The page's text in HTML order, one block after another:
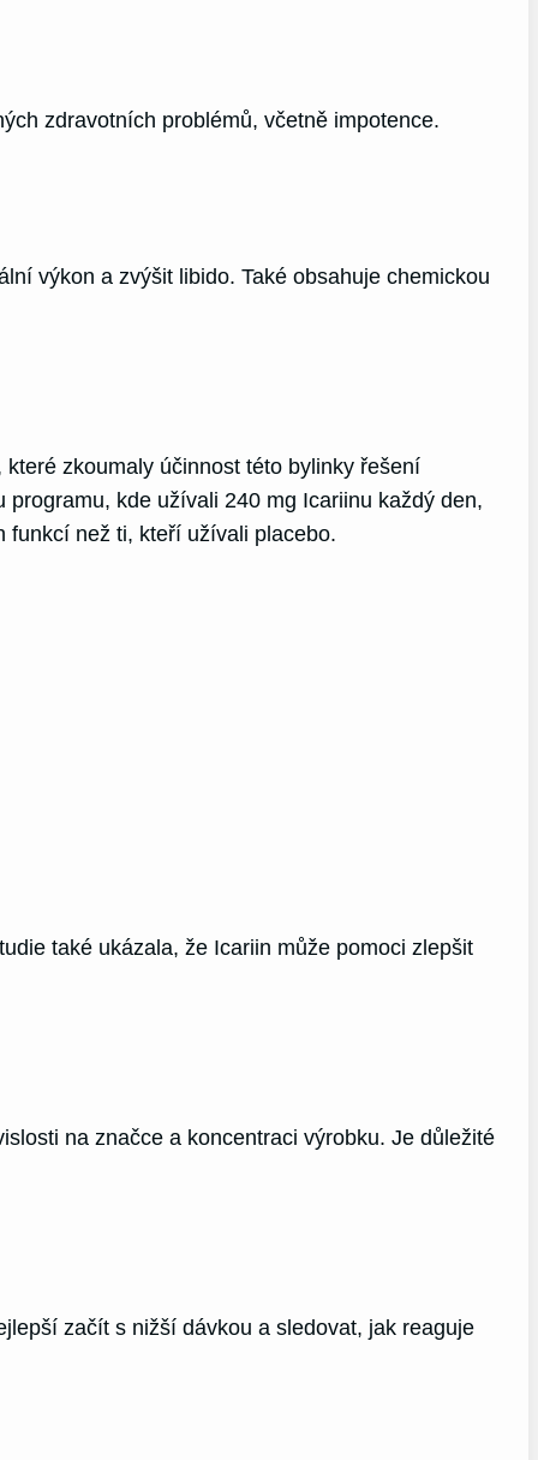
zdravotních problémů, včetně impotence.
výkon a zvýšit libido. Také obsahuje chemickou
zkoumaly účinnost této bylinky řešení
kde užívali 240 mg Icariinu každý den,
funkcí než ti, kteří užívali placebo.
také ukázala, že Icariin může pomoci zlepšit
na značce a koncentraci výrobku. Je důležité
začít s nižší dávkou a sledovat, jak reaguje